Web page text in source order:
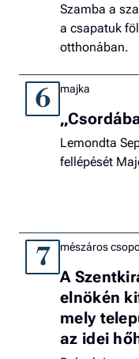
Szamba a
a csapatuk
otthonában.
6 majka
Lemondta
fellépését
7 mészáros
A
elnökén
mely
az idei